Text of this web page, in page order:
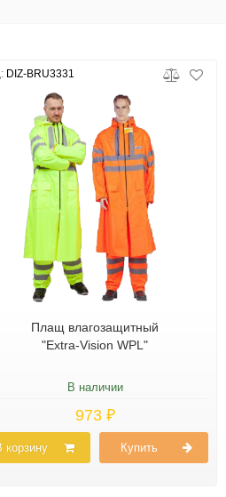
DIZ-BRU3331
Плащ влагозащитный
"Extra-Vision WPL"
В наличии
973 ₽
корзину Купить